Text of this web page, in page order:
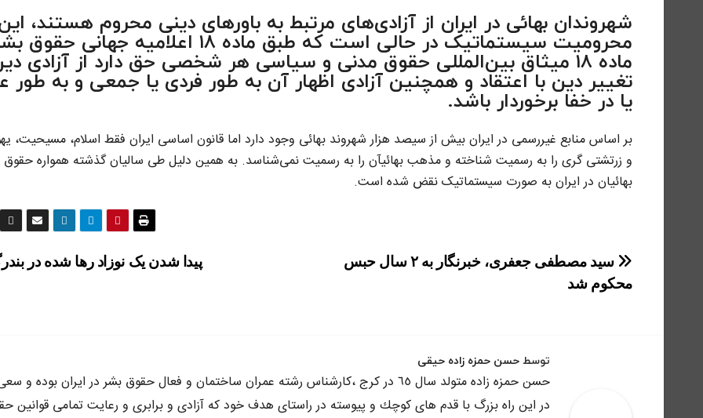
شهروندان بهائی در ایران از آزادی‌های مرتبط به باورهای دینی محروم هستند،
محرومیت سیستماتیک در حالی است که طبق ماده ۱۸ اعلامیه جهانی
ماده ۱۸ میثاق بین‌المللی حقوق مدنی و سیاسی هر شخصی حق دارد از آزادی
تغییر دین با اعتقاد و همچنین آزادی اظهار آن به طور فردی یا جمعی و به طور
یا در خفا برخوردار باشد.
بر اساس منابع غیررسمی در ایران بیش از سیصد هزار شهروند بهائی وجود دارد اما قانون اساسی ایران فقط اسلام، مسیحیت،
و زرتشتی گری را به رسمیت شناخته و مذهب بهائیآن را به رسمیت نمی‌شناسد. به همین دلیل طی سالیان گذشته همواره حقوق
بهائیان در ایران به صورت سیستماتیک نقض شده است.
راهبری
نوشته
پیدا شدن یک نوزاد رها شده در
سید مصطفی جعفری، خبرنگار به ۲ سال حبس
محکوم شد
توسط حسن حمزه زاده حیقی
حسن حمزه زاده متولد سال ٦٥ در كرج ،كارشناس رشته عمران ساختمان و فعال حقوق بشر در ايران بوده و
در اين راه بزرگ با قدم هاى كوچك و پيوسته در راستاى هدف خود كه آزادى و برابرى و رعايت تمامى قوانين